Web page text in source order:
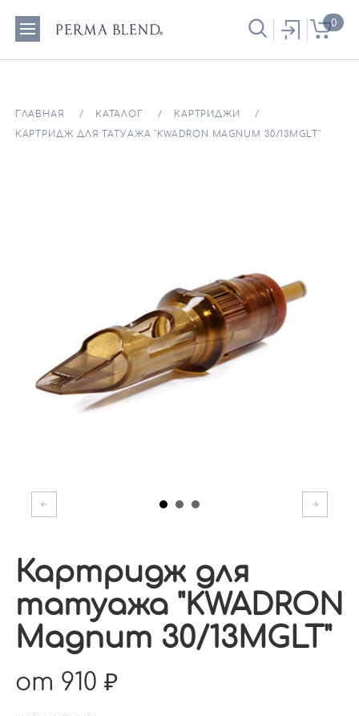
0
ГЛАВНАЯ КАТАЛОГ КАРТРИДЖИ
КАРТРИДЖ ДЛЯ ТАТУАЖА "KWADRON MAGNUM 30/13MGLT"
Картридж для
татуажа "KWADRON
Magnum 30/13MGLT"
от 910